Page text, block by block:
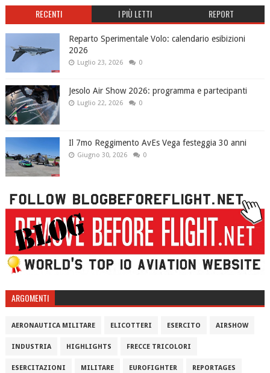
RECENTI I PIÙ LETTI REPORT
Reparto Sperimentale Volo: calendario esibizioni
2026
Luglio 23, 2026 0
Jesolo Air Show 2026: programma e partecipanti
Luglio 22, 2026 0
Il 7mo Reggimento AvEs Vega festeggia 30 anni
Giugno 30, 2026 0
ARGOMENTI
AERONAUTICA MILITARE ELICOTTERI ESERCITO AIRSHOW
INDUSTRIA HIGHLIGHTS FRECCE TRICOLORI
ESERCITAZIONI MILITARE EUROFIGHTER REPORTAGES